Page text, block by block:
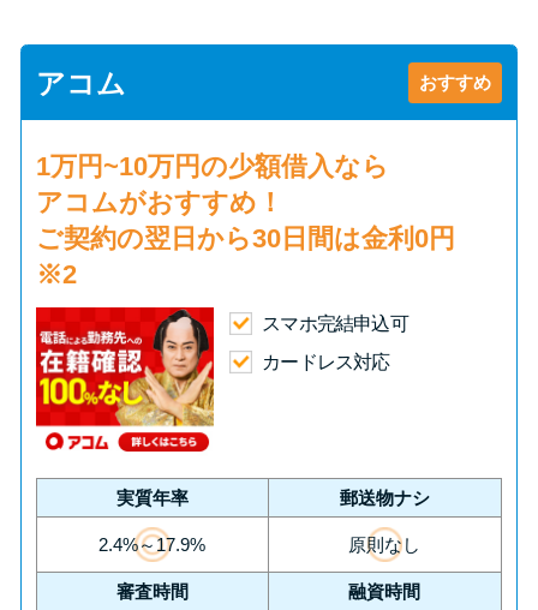
申し込みブラックとは?判断の目
安や審査に通らない理由
ブラックでもお金を借りるに
は？3つの判断基準と工面法
る？ 自分がブラックか確かめる
方法
アコムとレイクどっちがいい
の？ カードローンの選び方を徹
底解説！
プロミスの返済方法を徹底解
説！ もっとも便利でお得な返済
アコム おすすめ
1万円~10万円の少額借入なら
アコムがおすすめ！
ご契約の翌日から30日間は金利0円
※2
スマホ完結申込可
カードレス対応
実質年率 郵送物ナシ
2.4%～17.9% 原則なし
審査時間 融資時間